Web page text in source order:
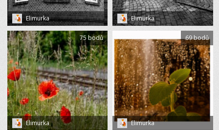
Elimurka Elimurka
Elimurka
75 bodů
Elimurka
69 bodů